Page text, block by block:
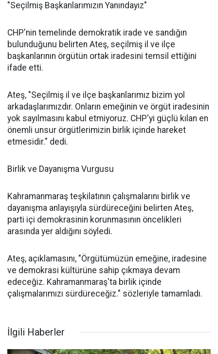
"Seçilmiş Başkanlarımızın Yanındayız"
CHP'nin temelinde demokratik irade ve sandığın
bulunduğunu belirten Ateş, seçilmiş il ve ilçe
başkanlarının örgütün ortak iradesini temsil ettiğini
ifade etti.
Ateş, "Seçilmiş il ve ilçe başkanlarımız bizim yol
arkadaşlarımızdır. Onların emeğinin ve örgüt iradesinin
yok sayılmasını kabul etmiyoruz. CHP'yi güçlü kılan en
önemli unsur örgütlerimizin birlik içinde hareket
etmesidir." dedi.
Birlik ve Dayanışma Vurgusu
Kahramanmaraş teşkilatının çalışmalarını birlik ve
dayanışma anlayışıyla sürdüreceğini belirten Ateş,
parti içi demokrasinin korunmasının öncelikleri
arasında yer aldığını söyledi.
Ateş, açıklamasını, "Örgütümüzün emeğine, iradesine
ve demokrasi kültürüne sahip çıkmaya devam
edeceğiz. Kahramanmaraş'ta birlik içinde
çalışmalarımızı sürdüreceğiz." sözleriyle tamamladı.
İlgili Haberler